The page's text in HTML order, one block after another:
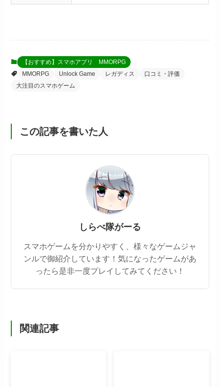
【おすすめ】スマホアプリ MMORPG
MMORPG
Unlock Game レガディス
口コミ・評価
大注目のスマホゲーム
この記事を書いた人
しらべ隊がーる
スマホゲームを分かりやすく、様々なゲームジャ
ンルで御紹介しています！気になったゲームがあ
ったら是非一度プレイしてみてください！
関連記事